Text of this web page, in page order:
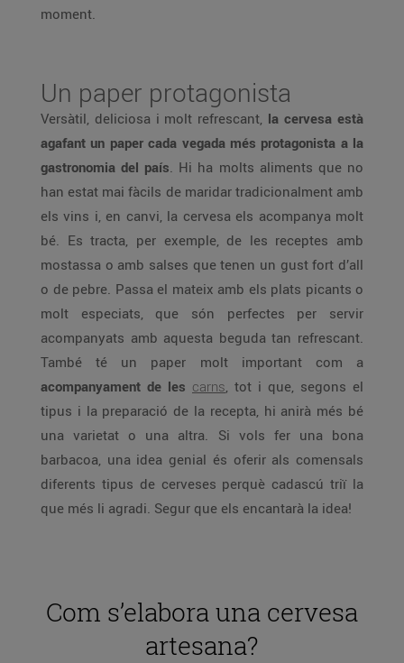
moment.
Un paper protagonista
Versàtil, deliciosa i molt refrescant, la cervesa està
agafant un paper cada vegada més protagonista a la
gastronomia del país. Hi ha molts aliments que no
han estat mai fàcils de maridar tradicionalment amb
els vins i, en canvi, la cervesa els acompanya molt
bé. Es tracta, per exemple, de les receptes amb
mostassa o amb salses que tenen un gust fort d’all
o de pebre. Passa el mateix amb els plats picants o
molt especiats, que són perfectes per servir
acompanyats amb aquesta beguda tan refrescant.
També té un paper molt important com a
acompanyament de les carns, tot i que, segons el
tipus i la preparació de la recepta, hi anirà més bé
una varietat o una altra. Si vols fer una bona
barbacoa, una idea genial és oferir als comensals
diferents tipus de cerveses perquè cadascú triï la
que més li agradi. Segur que els encantarà la idea!
Com s’elabora una cervesa
artesana?